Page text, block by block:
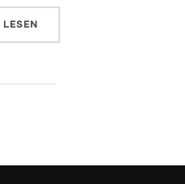
ÜBER „WEBSITE RELAUNCH
LESEN